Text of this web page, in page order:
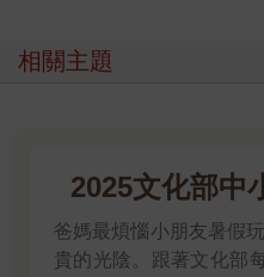
相關主題
2025文化部中
爸媽最煩惱小朋友暑假
貴的光陰。跟著文化部